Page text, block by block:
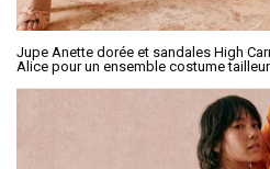
Jupe Anette dorée et sandales High
Alice pour un ensemble costume